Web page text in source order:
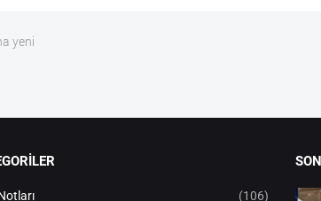
yeni
(106)